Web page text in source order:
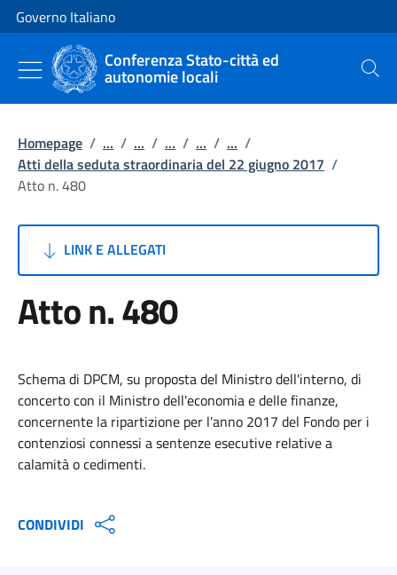
Vai al contenuto
Vai alla navigazione del sito
Governo Italiano
Conferenza Stato-città ed
autonomie locali Cerca
Homepage / ... / ... / ... / ... / ... /
Atti della seduta straordinaria del 22 giugno 2017 /
Atto n. 480
LINK E ALLEGATI
Atto n. 480
Schema di DPCM, su proposta del Ministro dell'interno, di
concerto con il Ministro dell'economia e delle finanze,
concernente la ripartizione per l'anno 2017 del Fondo per i
contenziosi connessi a sentenze esecutive relative a
calamità o cedimenti.
CONDIVIDI